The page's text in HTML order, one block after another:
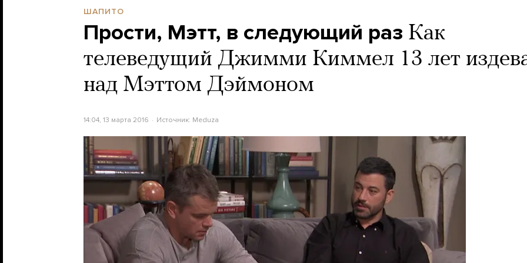
ШАПИТО
Прости, Мэтт, в следующий раз Как
телеведущий Джимми Киммел 13 лет
над Мэттом Дэймоном
14:04, 13 марта 2016 Источник: Meduza